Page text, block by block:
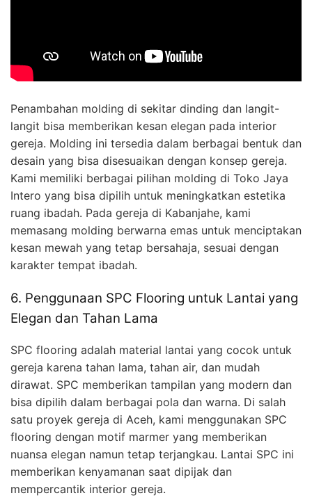
Penambahan molding di sekitar dinding dan langit-
langit bisa memberikan kesan elegan pada interior
gereja. Molding ini tersedia dalam berbagai bentuk dan
desain yang bisa disesuaikan dengan konsep gereja.
Kami memiliki berbagai pilihan molding di Toko Jaya
Intero yang bisa dipilih untuk meningkatkan estetika
ruang ibadah. Pada gereja di Kabanjahe, kami
memasang molding berwarna emas untuk menciptakan
kesan mewah yang tetap bersahaja, sesuai dengan
karakter tempat ibadah.
6. Penggunaan SPC Flooring untuk Lantai yang
Elegan dan Tahan Lama
SPC flooring adalah material lantai yang cocok untuk
gereja karena tahan lama, tahan air, dan mudah
dirawat. SPC memberikan tampilan yang modern dan
bisa dipilih dalam berbagai pola dan warna. Di salah
satu proyek gereja di Aceh, kami menggunakan SPC
flooring dengan motif marmer yang memberikan
nuansa elegan namun tetap terjangkau. Lantai SPC ini
memberikan kenyamanan saat dipijak dan
mempercantik interior gereja.